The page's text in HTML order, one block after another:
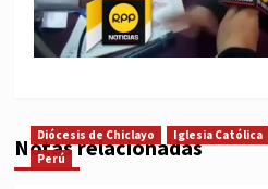
Notas relacionadas
Diócesis de Chiclayo Iglesia Católica
Perú